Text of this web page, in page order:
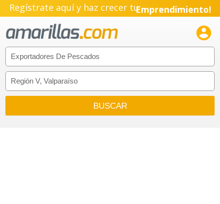
Regístrate aquí y haz crecer tuEmprendimiento!
